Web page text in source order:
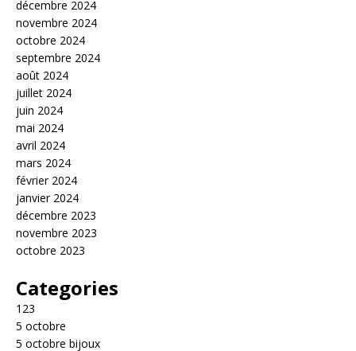
décembre 2024
novembre 2024
octobre 2024
septembre 2024
août 2024
juillet 2024
juin 2024
mai 2024
avril 2024
mars 2024
février 2024
janvier 2024
décembre 2023
novembre 2023
octobre 2023
Categories
123
5 octobre
5 octobre bijoux